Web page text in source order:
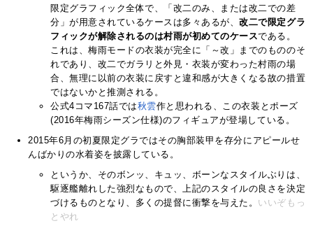
限定グラフィック全体で、「改二のみ、または改二での差
分」が用意されているケースは多々あるが、改二で限定グラ
フィックが解除されるのは村雨が初めてのケースである。
これは、梅雨モードの衣装が完全に「～改」までのもののそ
れであり、改二でガラリと外見・衣装が変わった村雨の場
合、無理に以前の衣装に戻すと違和感が大きくなる故の措置
ではないかと推測される。
公式4コマ167話では秋雲作と思われる、この衣装とポーズ
(2016年梅雨シーズン仕様)のフィギュアが登場している。
2015年6月の初夏限定グラではその胸部装甲を存分にアピールせ
んばかりの水着姿を披露している。
というか、そのボンッ、キュッ、ボーンなスタイルぶりは、
駆逐艦離れした強烈なもので、上記のスタイルの良さを決定
づけるものとなり、多くの提督に衝撃を与えた。 いいぞもっ
とやれ